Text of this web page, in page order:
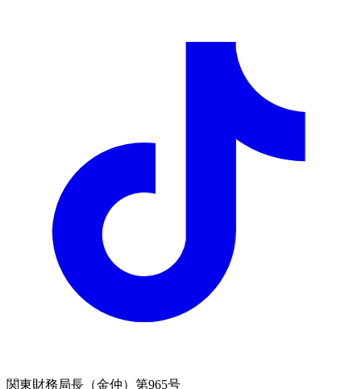
関東財務局長（金仲）第965号